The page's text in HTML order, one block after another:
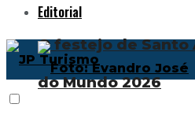
O festejo de Santo
do Mundo 2026
Editorial